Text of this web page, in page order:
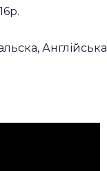
Англійська